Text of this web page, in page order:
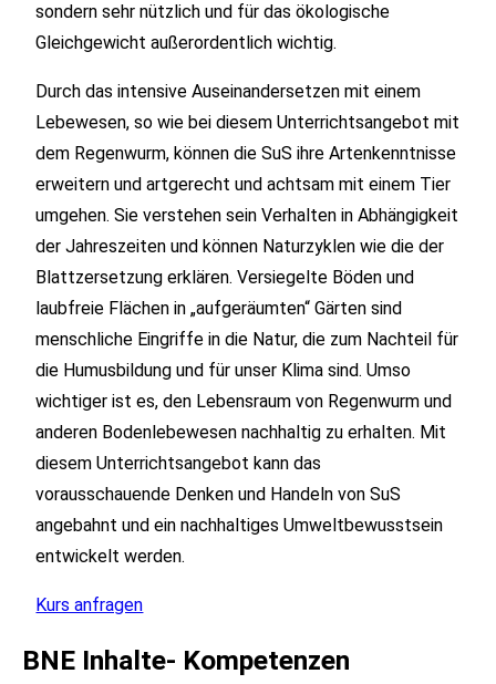
sondern sehr nützlich und für das ökologische
Gleichgewicht außerordentlich wichtig.
Durch das intensive Auseinandersetzen mit einem
Lebewesen, so wie bei diesem Unterrichtsangebot mit
dem Regenwurm, können die SuS ihre Artenkenntnisse
erweitern und artgerecht und achtsam mit einem Tier
umgehen. Sie verstehen sein Verhalten in Abhängigkeit
der Jahreszeiten und können Naturzyklen wie die der
Blattzersetzung erklären. Versiegelte Böden und
laubfreie Flächen in „aufgeräumten“ Gärten sind
menschliche Eingriffe in die Natur, die zum Nachteil für
die Humusbildung und für unser Klima sind. Umso
wichtiger ist es, den Lebensraum von Regenwurm und
anderen Bodenlebewesen nachhaltig zu erhalten. Mit
diesem Unterrichtsangebot kann das
vorausschauende Denken und Handeln von SuS
angebahnt und ein nachhaltiges Umweltbewusstsein
entwickelt werden.
Kurs anfragen
BNE Inhalte- Kompetenzen